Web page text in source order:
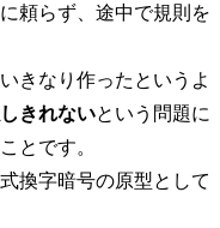
頼らず、途中で規則を
きなり作ったというよ
きれないという問題に
とです。
換字暗号の原型として